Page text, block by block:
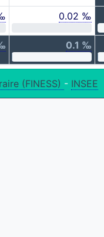
0.02 ‰
0.1 ‰
(FINESS) - INSEE